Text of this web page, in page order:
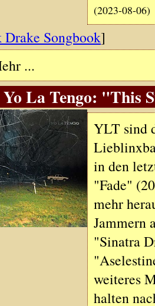
(2023-08-06)
Songbook]
...
La Tengo: "This
YLT sind
in den
"Fade"
mehr
Jammern
"Sinatra
weiteres
halten